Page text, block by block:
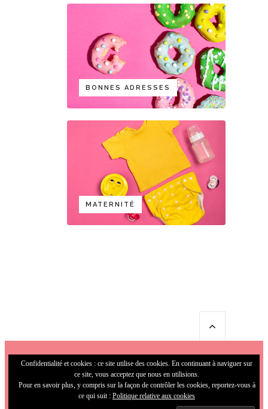
BONNES ADRESSES
MATERNITÉ
© 2009-2026 MamaFunky. All Rights
Confidentialité et cookies : ce site utilise des cookies. En continuant à naviguer sur
ce site, vous acceptez que nous en utilisions.
Pour en savoir plus, y compris sur la façon de contrôler les cookies, reportez-vous à
ce qui suit : Politique relative aux cookies